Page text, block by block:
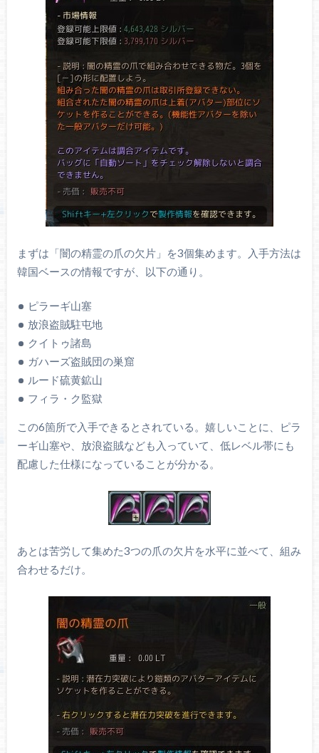
まずは「闇の精霊の爪の欠片」を3個集めます。入手方法は
韓国ベースの情報ですが、以下の通り。
ピラーギ山塞
放浪盗賊駐屯地
クイトゥ諸島
ガハーズ盗賊団の巣窟
ルード硫黄鉱山
フィラ・ク監獄
この6箇所で入手できるとされている。嬉しいことに、ピラ
ーギ山塞や、放浪盗賊なども入っていて、低レベル帯にも
配慮した仕様になっていることが分かる。
あとは苦労して集めた3つの爪の欠片を水平に並べて、組み
合わせるだけ。